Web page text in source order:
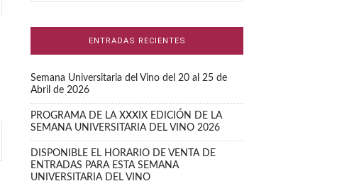
ENTRADAS RECIENTES
Semana Universitaria del Vino del 20 al 25 de
Abril de 2026
PROGRAMA DE LA XXXIX EDICIÓN DE LA
SEMANA UNIVERSITARIA DEL VINO 2026
DISPONIBLE EL HORARIO DE VENTA DE
ENTRADAS PARA ESTA SEMANA
UNIVERSITARIA DEL VINO